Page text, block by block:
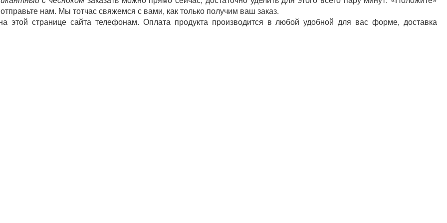
нам. Мы тотчас свяжемся с вами, как только получим ваш заказ.
странице сайта телефонам. Оплата продукта производится в любой удобной для вас форме, доставка